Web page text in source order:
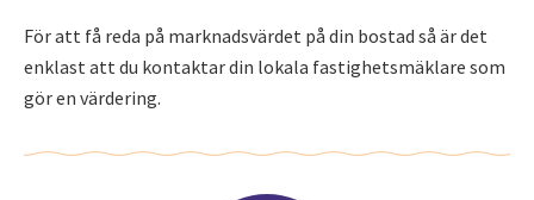
För att få reda på marknadsvärdet på din bostad så är det
enklast att du kontaktar din lokala fastighetsmäklare som
gör en värdering.